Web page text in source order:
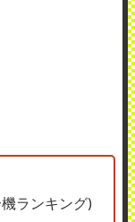
ランキング)